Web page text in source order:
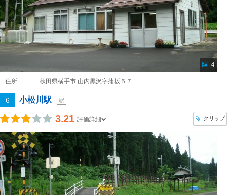
4
住所 秋田県横手市 山内黒沢字蒲坂５７
6 小松川駅 駅
3.21 評価詳細 クリップ